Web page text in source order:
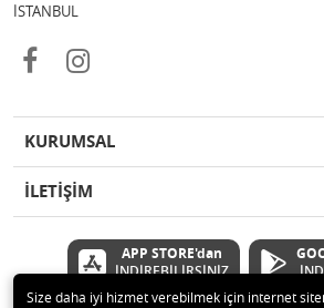
İSTANBUL
KURUMSAL
İLETİŞİM
APP STORE'dan
İNDİREBİLİRSİNİZ
Size daha iyi hizmet verebilmek için internet